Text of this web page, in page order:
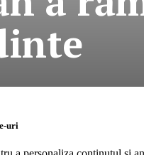
uri